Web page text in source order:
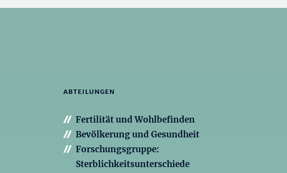
ABTEILUNGEN
Fertilität und Wohlbefinden
Bevölkerung und Gesundheit
Forschungsgruppe:
Sterblichkeitsunterschiede